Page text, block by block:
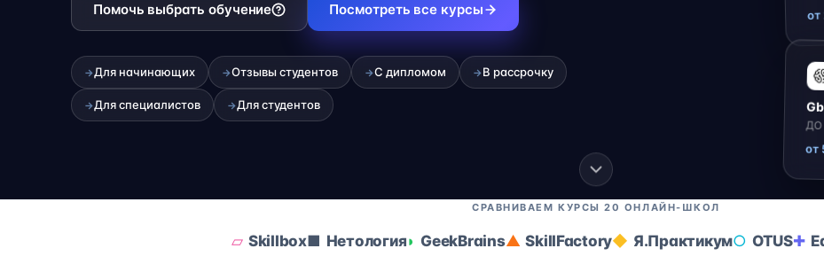
Помочь выбрать обучение Посмотреть все курсы
→Для начинающих →Отзывы студентов →С дипломом →В рассрочку
→Для специалистов →Для студентов
от
ДО
от
СРАВНИВАЕМ КУРСЫ 20 ОНЛАЙН-ШКОЛ
Skillbox Нетология GeekBrains SkillFactory Я.Практикум OTUS